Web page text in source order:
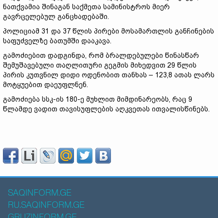
ნათქვამია შინაგან საქმეთა სამინისტროს მიერ
გავრცელებულ განცხადებაში.
პოლიციამ 31 და 37 წლის პირები მოსამართლის განჩინების
საფუძველზე ბათუმში დააკავა.
გამოძიებით დადგინდა, რომ ბრალდებულები წინასწარ
შემუშავებული თაღლითური გეგმის მიხედვით 29 წლის
პირის კუთვნილ დიდი ოდენობით თანხას – 123,8 ათას ლარს
მოტყუებით დაეუფლნენ.
გამოძიება სსკ-ის 180-ე მუხლით მიმდინარეობს, რაც 9
წლამდე ვადით თავისუფლების აღკვეთას ითვალისწინებს.
SAQINFORM.GE
RU.SAQINFORM.GE